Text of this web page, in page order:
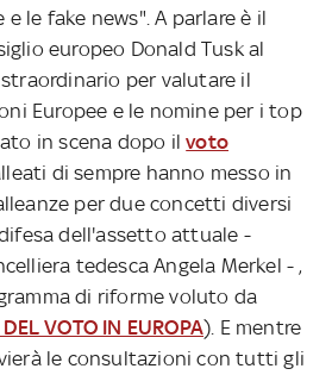
le fake news". A parlare è il
europeo Donald Tusk al
per valutare il
Europee e le nomine per i top
in scena dopo ilvoto
di sempre hanno messo in
per due concetti diversi
dell'assetto attuale -
tedesca Angela Merkel - ,
di riforme voluto da
VOTO IN EUROPA). E mentre
le consultazioni con tutti gli